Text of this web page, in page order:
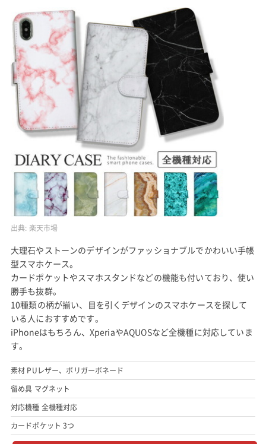
出典: 楽天市場
大理石やストーンのデザインがファッショナブルでかわいい手帳
型スマホケース。
カードポケットやスマホスタンドなどの機能も付いており、使い
勝手も抜群。
10種類の柄が揃い、目を引くデザインのスマホケースを探して
いる人におすすめです。
iPhoneはもちろん、XperiaやAQUOSなど全機種に対応していま
す。
素材 PUレザー、ポリガーボネード
留め具 マグネット
対応機種 全機種対応
カードポケット 3つ